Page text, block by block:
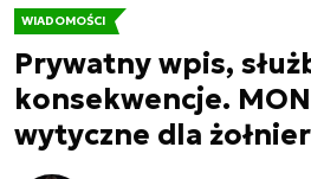
WIADOMOŚCI
Prywatny wpis,
konsekwencje.
wytyczne dla